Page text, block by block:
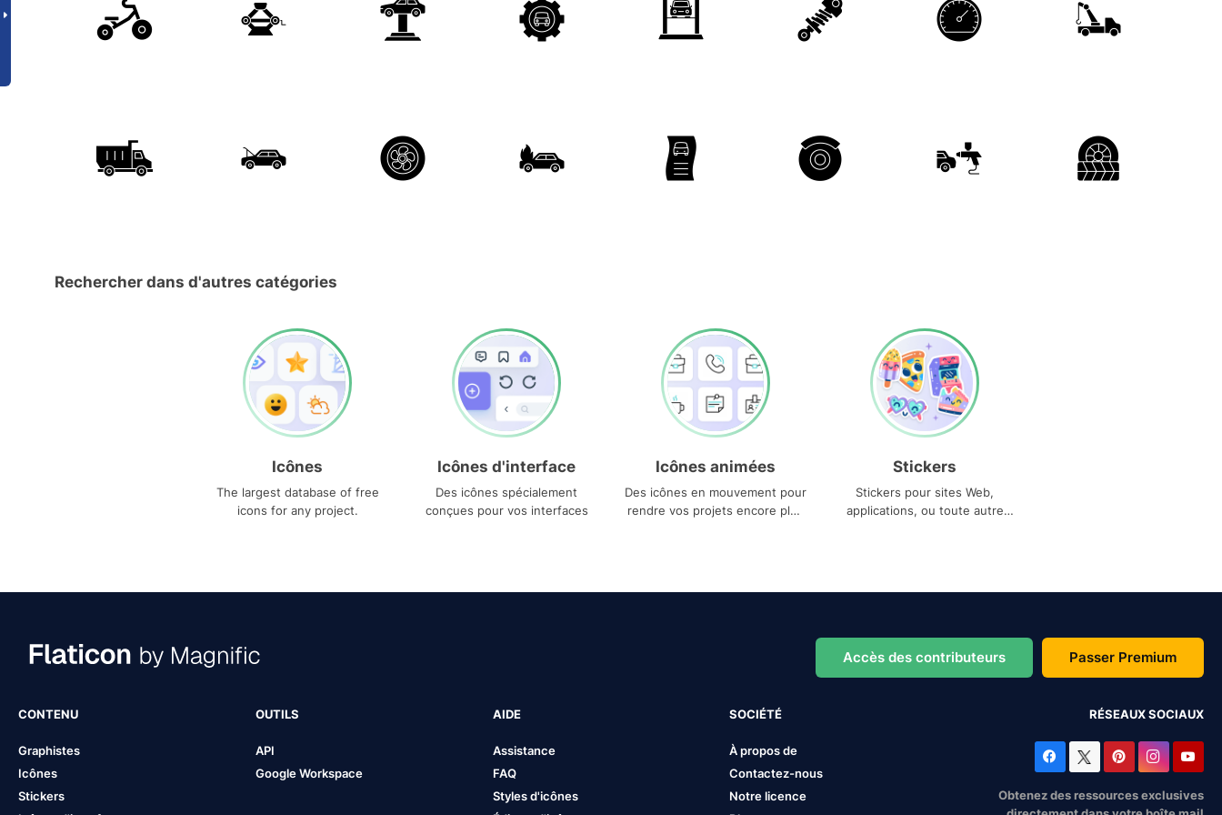
Rechercher dans d'autres catégories
Icônes
The largest database of free
icons for any project.
Icônes d'interface
Des icônes spécialement
conçues pour vos interfaces
Icônes animées
Des icônes en mouvement pour
rendre vos projets encore plus
Stickers
Stickers pour sites Web,
applications, ou toute autre
Accès des contributeurs Passer Premium
CONTENU
Graphistes
Icônes
Stickers
OUTILS
API
Google Workspace
AIDE
Assistance
FAQ
Styles d'icônes
SOCIÉTÉ
À propos de
Contactez-nous
Notre licence
RÉSEAUX SOCIAUX
Obtenez des ressources exclusives